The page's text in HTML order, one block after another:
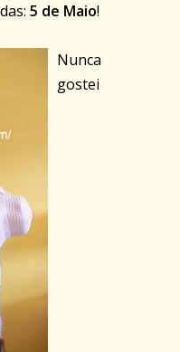
5 de Maio!
Nunca
gostei